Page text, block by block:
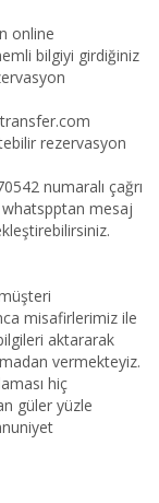
online
bilgiyi girdiğiniz
rezervasyon
numaralı çağrı
mesaj
misafirlerimiz ile
aktararak
vermekteyiz.
hiç
güler yüzle